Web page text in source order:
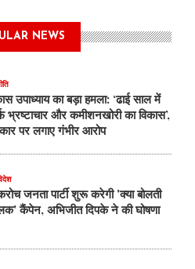
NEWS
उपाध्याय का बड़ा हमला: ‘ढाई साल में
भ्रष्टाचार और कमीशनखोरी का विकास’,
पर लगाए गंभीर आरोप
जनता पार्टी शुरू करेगी 'क्या बोलती
कैंपेन, अभिजीत दिपके ने की घोषणा